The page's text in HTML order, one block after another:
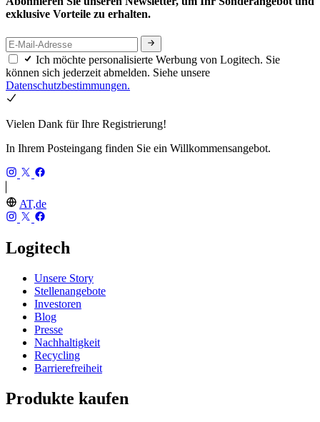
exklusive Vorteile zu erhalten.
Ich möchte personalisierte Werbung von Logitech. Sie
können sich jederzeit abmelden. Siehe unsere
Datenschutzbestimmungen.
Vielen Dank für Ihre Registrierung!
In Ihrem Posteingang finden Sie ein Willkommensangebot.
AT,de
Logitech
Unsere Story
Stellenangebote
Investoren
Blog
Presse
Nachhaltigkeit
Recycling
Barrierefreiheit
Produkte kaufen